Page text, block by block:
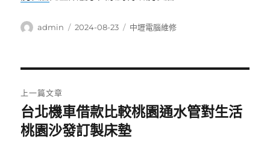
作
admin
發
2024-08-23
分
中壢電腦維修
章
導
上一篇文章
上
一
台北機車借款比較桃園通水管對生活
桃園沙發訂製床墊